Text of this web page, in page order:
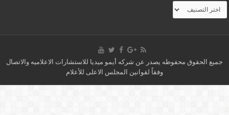
تصنيفات
بترو
مصر
جميع الحقوق محفوظه يصدر عن شركه أيمو ميديا للاستشارات الاعلاميه والاتصال
وفقاً لقوانين المجلس الاعلى للأعلام